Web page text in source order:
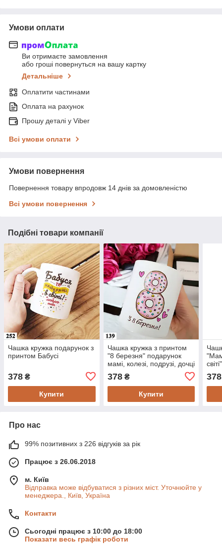
Умови оплати
Ви отримаєте замовлення
або гроші повернуться на вашу картку
Детальніше
Оплатити частинами
Оплата на рахунок
Прошу деталі у Viber
Всі умови оплати
Умови повернення
Повернення товару впродовж 14 днів за домовленістю
Всі умови повернення
Подібні товари компанії
Чашка кружка подарунок з
принтом Бабусі
378 ₴
Купити
Чашка кружка з принтом
"8 березня" подарунок
мамі, колезі, подрузі, дочці
378₴
Купити
378
Про нас
99% позитивних з 226 відгуків за рік
Працює з 26.06.2018
м. Київ
Відправка може відбуватися з різних міст. Уточнюйте у
менеджера., Київ, Україна
Контакти
Сьогодні працює з 10:00 до 18:00
Показати весь графік роботи